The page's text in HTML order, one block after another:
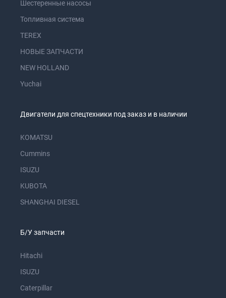
Шестеренные насосы
Топливная система
TEREX
НОВЫЕ ЗАПЧАСТИ
NEW HOLLAND
Yuchai
Двигатели для спецтехники под заказ и в наличии
KOMATSU
Cummins
ISUZU
KUBOTA
SHANGHAI DIESEL
Б/У запчасти
Hitachi
ISUZU
Caterpillar